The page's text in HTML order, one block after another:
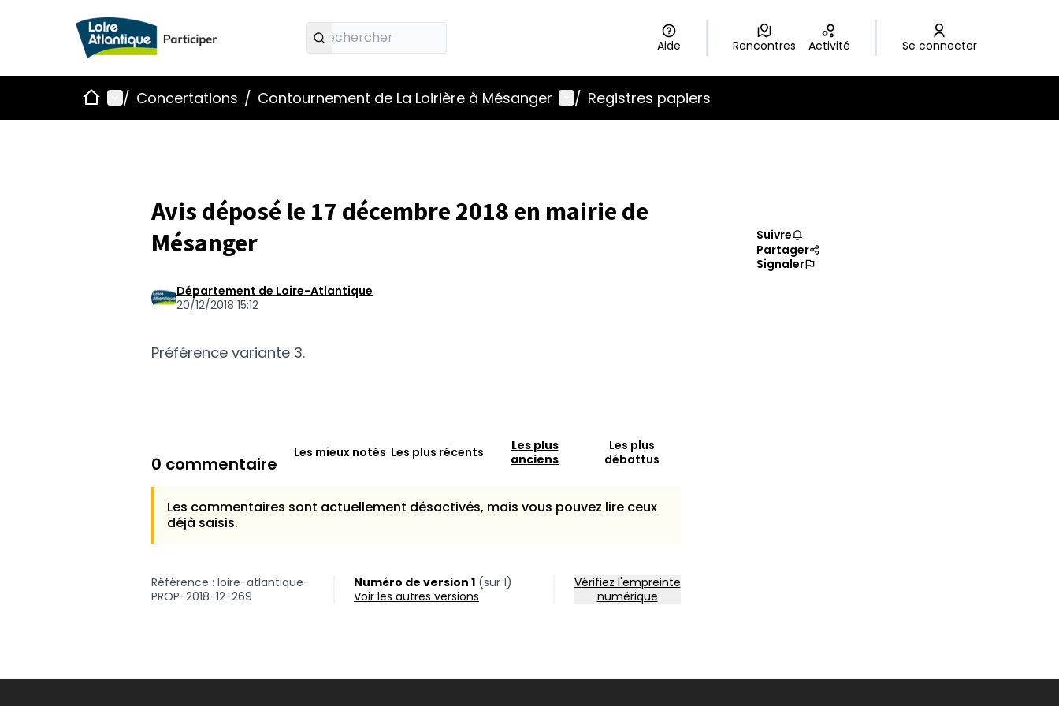
Aide Rencontres Activité Se connecter
AccueilMenu principal
/ Concertations / Contournement de La Loirière à Mésanger Menu utilisateur
/ Registres papiers
Avis déposé le 17 décembre 2018 en mairie de
Mésanger
Département de Loire-Atlantique
20/12/2018 15:12
Préférence variante 3.
Suivre
Partager
Signaler
0 commentaire
Les mieux notés Les plus récents
Les plus
anciens
Les plus
débattus
Les commentaires sont actuellement désactivés, mais vous pouvez lire ceux
déjà saisis.
Référence : loire-atlantique-
PROP-2018-12-269
Numéro de version 1 (sur 1)
voir les autres versions
Vérifiez l'empreinte
numérique